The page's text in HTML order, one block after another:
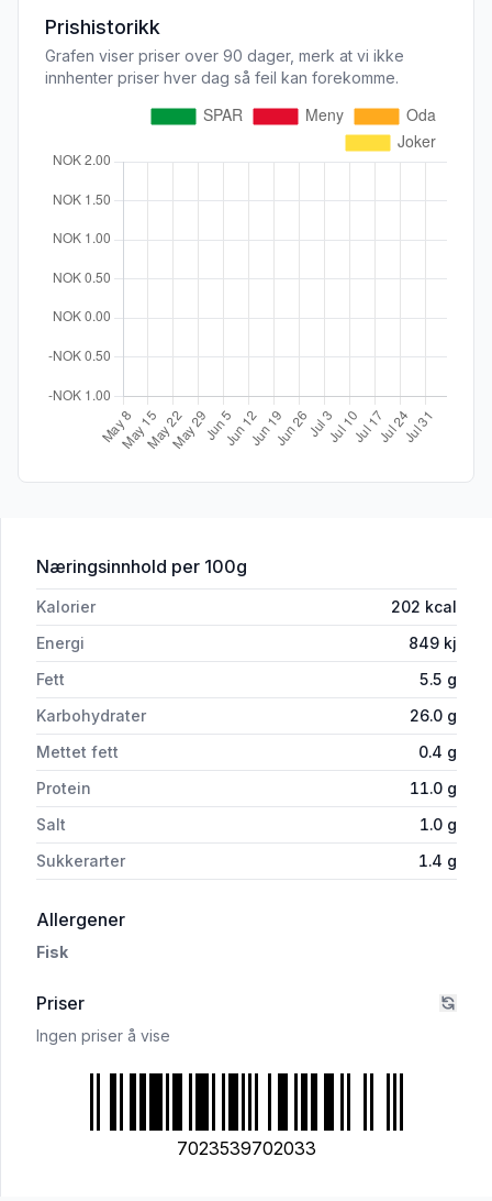
Prishistorikk
Grafen viser priser over 90 dager, merk at vi ikke
innhenter priser hver dag så feil kan forekomme.
Næringsinnhold for 'Fiskepinner Helsprø 300g
per 100g
Kalorier 202 kcal
Energi
849 kj
Fett
5.5 g
Karbohydrater
26.0 g
Mettet fett
0.4 g
Protein
11.0 g
Salt
1.0 g
Sukkerarter
1.4 g
Allergeneri 'Fiskepinner Helsprø 300g Lofoten'
Fisk
Priser
Ingen priser å vise
7023539702033